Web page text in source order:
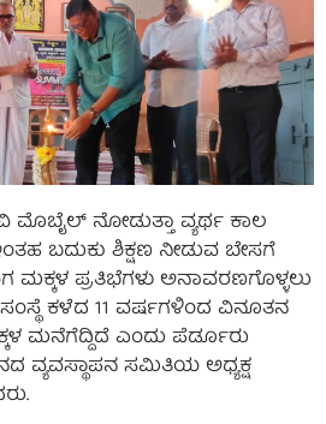
ನೋಡುತ್ತಾ ವ್ಯರ್ಥ ಕಾಲ
ಬದುಕು ಶಿಕ್ಷಣ ನೀಡುವ ಬೇಸಗೆ
ಮಕ್ಕಳ ಪ್ರತಿಭೆಗಳು ಅನಾವರಣಗೊಳ್ಳಲು
ಸಂಸ್ಥೆ ಕಳೆದ 11 ವರ್ಷಗಳಿಂದ ವಿನೂತನ
ಮನೆಗೆದ್ದಿದೆ ಎಂದು ಪೆರ್ಡೂರು
ವ್ಯವಸ್ಥಾಪನ ಸಮಿತಿಯ ಅಧ್ಯಕ್ಷ